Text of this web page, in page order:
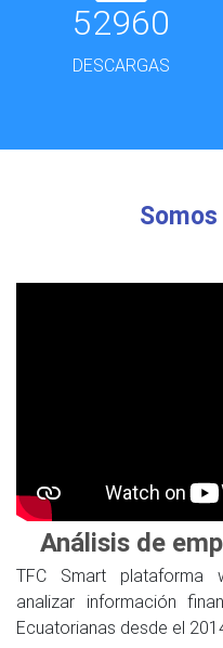
52960
DESCARGAS
Análisis de
TFC Smart plataforma
analizar información
Ecuatorianas desde el